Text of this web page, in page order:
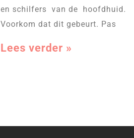
en schilfers van de hoofdhuid.
Voorkom dat dit gebeurt. Pas
Lees verder »